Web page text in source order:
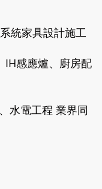
統家具設計施工
IH感應爐、廚房配
水電工程 業界同